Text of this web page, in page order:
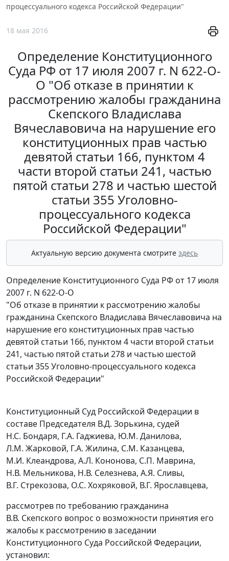
процессуального кодекса Российской Федерации"
18 мая 2016
Определение Конституционного
Суда РФ от 17 июля 2007 г. N 622-О-
О "Об отказе в принятии к
рассмотрению жалобы гражданина
Скепского Владислава
Вячеславовича на нарушение его
конституционных прав частью
девятой статьи 166, пунктом 4
части второй статьи 241, частью
пятой статьи 278 и частью шестой
статьи 355 Уголовно-
процессуального кодекса
Российской Федерации"
Актуальную версию документа смотрите здесь
Определение Конституционного Суда РФ от 17 июля
2007 г. N 622-О-О
"Об отказе в принятии к рассмотрению жалобы
гражданина Скепского Владислава Вячеславовича на
нарушение его конституционных прав частью
девятой статьи 166, пунктом 4 части второй статьи
241, частью пятой статьи 278 и частью шестой
статьи 355 Уголовно-процессуального кодекса
Российской Федерации"
Конституционный Суд Российской Федерации в
составе Председателя В.Д. Зорькина, судей
Н.С. Бондаря, Г.А. Гаджиева, Ю.М. Данилова,
Л.М. Жарковой, Г.А. Жилина, С.М. Казанцева,
М.И. Клеандрова, А.Л. Кононова, С.П. Маврина,
Н.В. Мельникова, Н.В. Селезнева, А.Я. Сливы,
В.Г. Стрекозова, О.С. Хохряковой, В.Г. Ярославцева,
рассмотрев по требованию гражданина
В.В. Скепского вопрос о возможности принятия его
жалобы к рассмотрению в заседании
Конституционного Суда Российской Федерации,
установил: